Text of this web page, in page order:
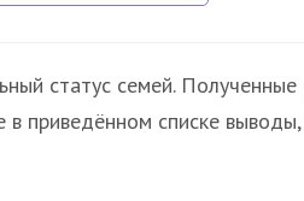
статус семей.
приведённом списке